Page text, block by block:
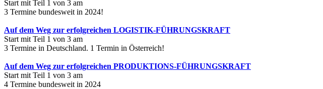
Start mit Teil 1 von 3 am
3 Termine bundesweit in 2024!
Auf dem Weg zur erfolgreichen LOGISTIK-FÜHRUNGSKRAFT
Start mit Teil 1 von 3 am
3 Termine in Deutschland. 1 Termin in Österreich!
Auf dem Weg zur erfolgreichen PRODUKTIONS-FÜHRUNGSKRAFT
Start mit Teil 1 von 3 am
4 Termine bundesweit in 2024